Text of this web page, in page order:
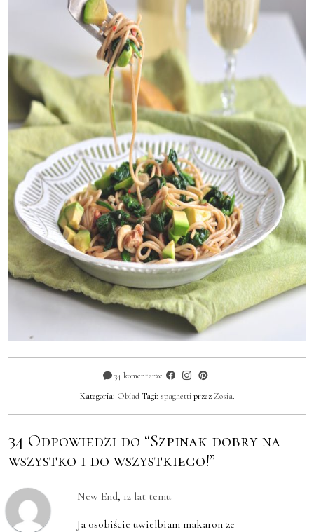
34 komentarze
Kategoria: Obiad Tagi: spaghettiprzez Zosia.
34 Odpowiedzi do “Szpinak dobry na
wszystko i do wszystkiego!”
New End, 12 lat temu
Ja osobiście uwielbiam makaron ze